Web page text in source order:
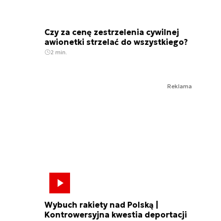
Czy za cenę zestrzelenia cywilnej
awionetki strzelać do wszystkiego?
2 min.
Reklama
Wybuch rakiety nad Polską |
Kontrowersyjna kwestia deportacji